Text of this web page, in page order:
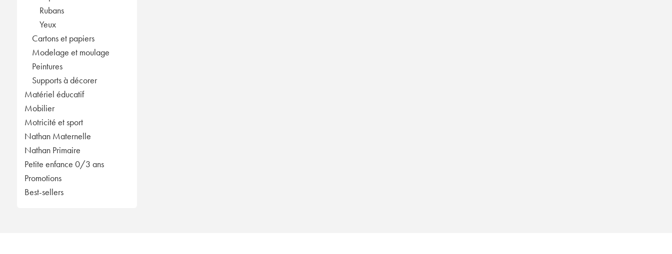
Rubans
Yeux
Cartons et papiers
Modelage et moulage
Peintures
Supports à décorer
Matériel éducatif
Mobilier
Motricité et sport
Nathan Maternelle
Nathan Primaire
Petite enfance 0/3 ans
Promotions
Best-sellers